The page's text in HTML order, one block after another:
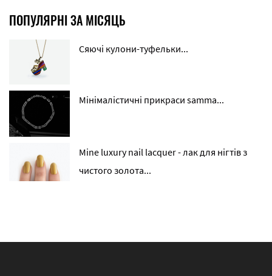
ПОПУЛЯРНІ ЗА МІСЯЦЬ
Сяючі кулони-туфельки...
Мінімалістичні прикраси samma...
Mine luxury nail lacquer - лак для нігтів з
чистого золота...